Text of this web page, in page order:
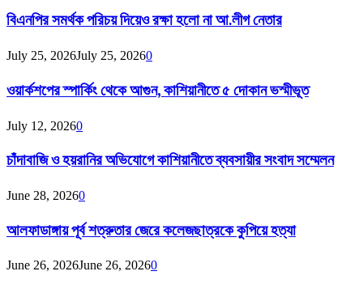
বিএনপির সমর্থক পরিচয় দিয়েও রক্ষা হলো না আ.লীগ নেতার
July 25, 2026July 25, 20260
ওয়ার্কশপের স্পার্কিং থেকে আগুন, কাশিয়ানীতে ৫ দোকান ভস্মীভূত
July 12, 20260
চাঁদাবাজি ও হয়রানির অভিযোগে কাশিয়ানীতে ব্যবসায়ীর সংবাদ সম্মেলন
June 28, 20260
আলফাডাঙ্গায় পূর্ব শত্রুতার জেরে কলেজছাত্রকে কুপিয়ে হত্যা
June 26, 2026June 26, 20260